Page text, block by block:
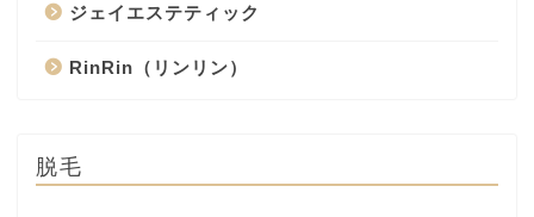
ジェイエステティック
RinRin（リンリン）
脱毛